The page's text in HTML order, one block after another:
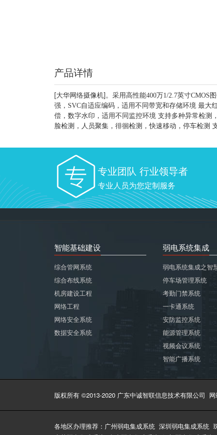
产品详情
[大华网络摄像机]。 采用高性能400万1/2.7英寸CMOS
强，SVC自适应编码，适用不同带宽和存储环境 最大
偿，数字水印，适用不同监控环境 支持多种异常检
脸检测，人员聚集，徘徊检测，快速移动，停车检测
专业团队 行业领导者
专业人员为您定制服务
智能基础建设
综合管网系统
综合布线系统
机房建设工程
网络工程
网络安全系统
数据安全系统
弱电系统集成
弱电系统集成之智
停车场管理系统
考勤门禁系统
一卡通系统
安防监控系统
能源管理系统
视频会议系统
智能广播系统
版权所有 ©2013-2020 广东中诚智联信息技术有限公司
各地区办理推荐： 广州弱电集成系统 深圳弱电集成系统